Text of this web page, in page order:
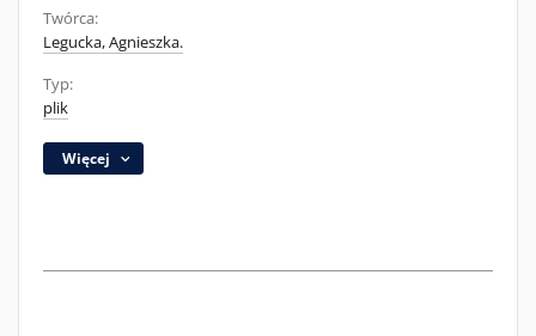
Twórca:
Legucka, Agnieszka.
Typ:
plik
Więcej